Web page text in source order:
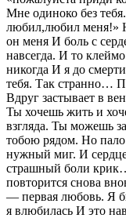
Мне одиноко без
любил,любил меня!»
он меня И боль с
навсегда. И то
никогда И я до
тебя. Так странно…
Вдруг застывает в
Ты хочешь жить и
взгляда. Ты можешь
тобою рядом. Но пало
нужный миг. И сердце
страшный боли
повторится снова
— первая любовь. Я
я влюбилась И это